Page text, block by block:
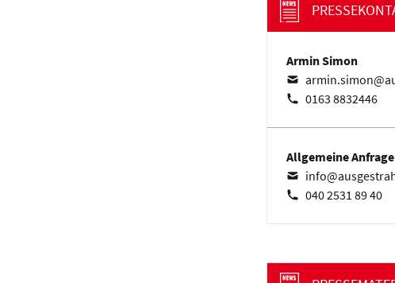
Armin Simon
0163 8832446
Allgemeine
040 2531 89 40